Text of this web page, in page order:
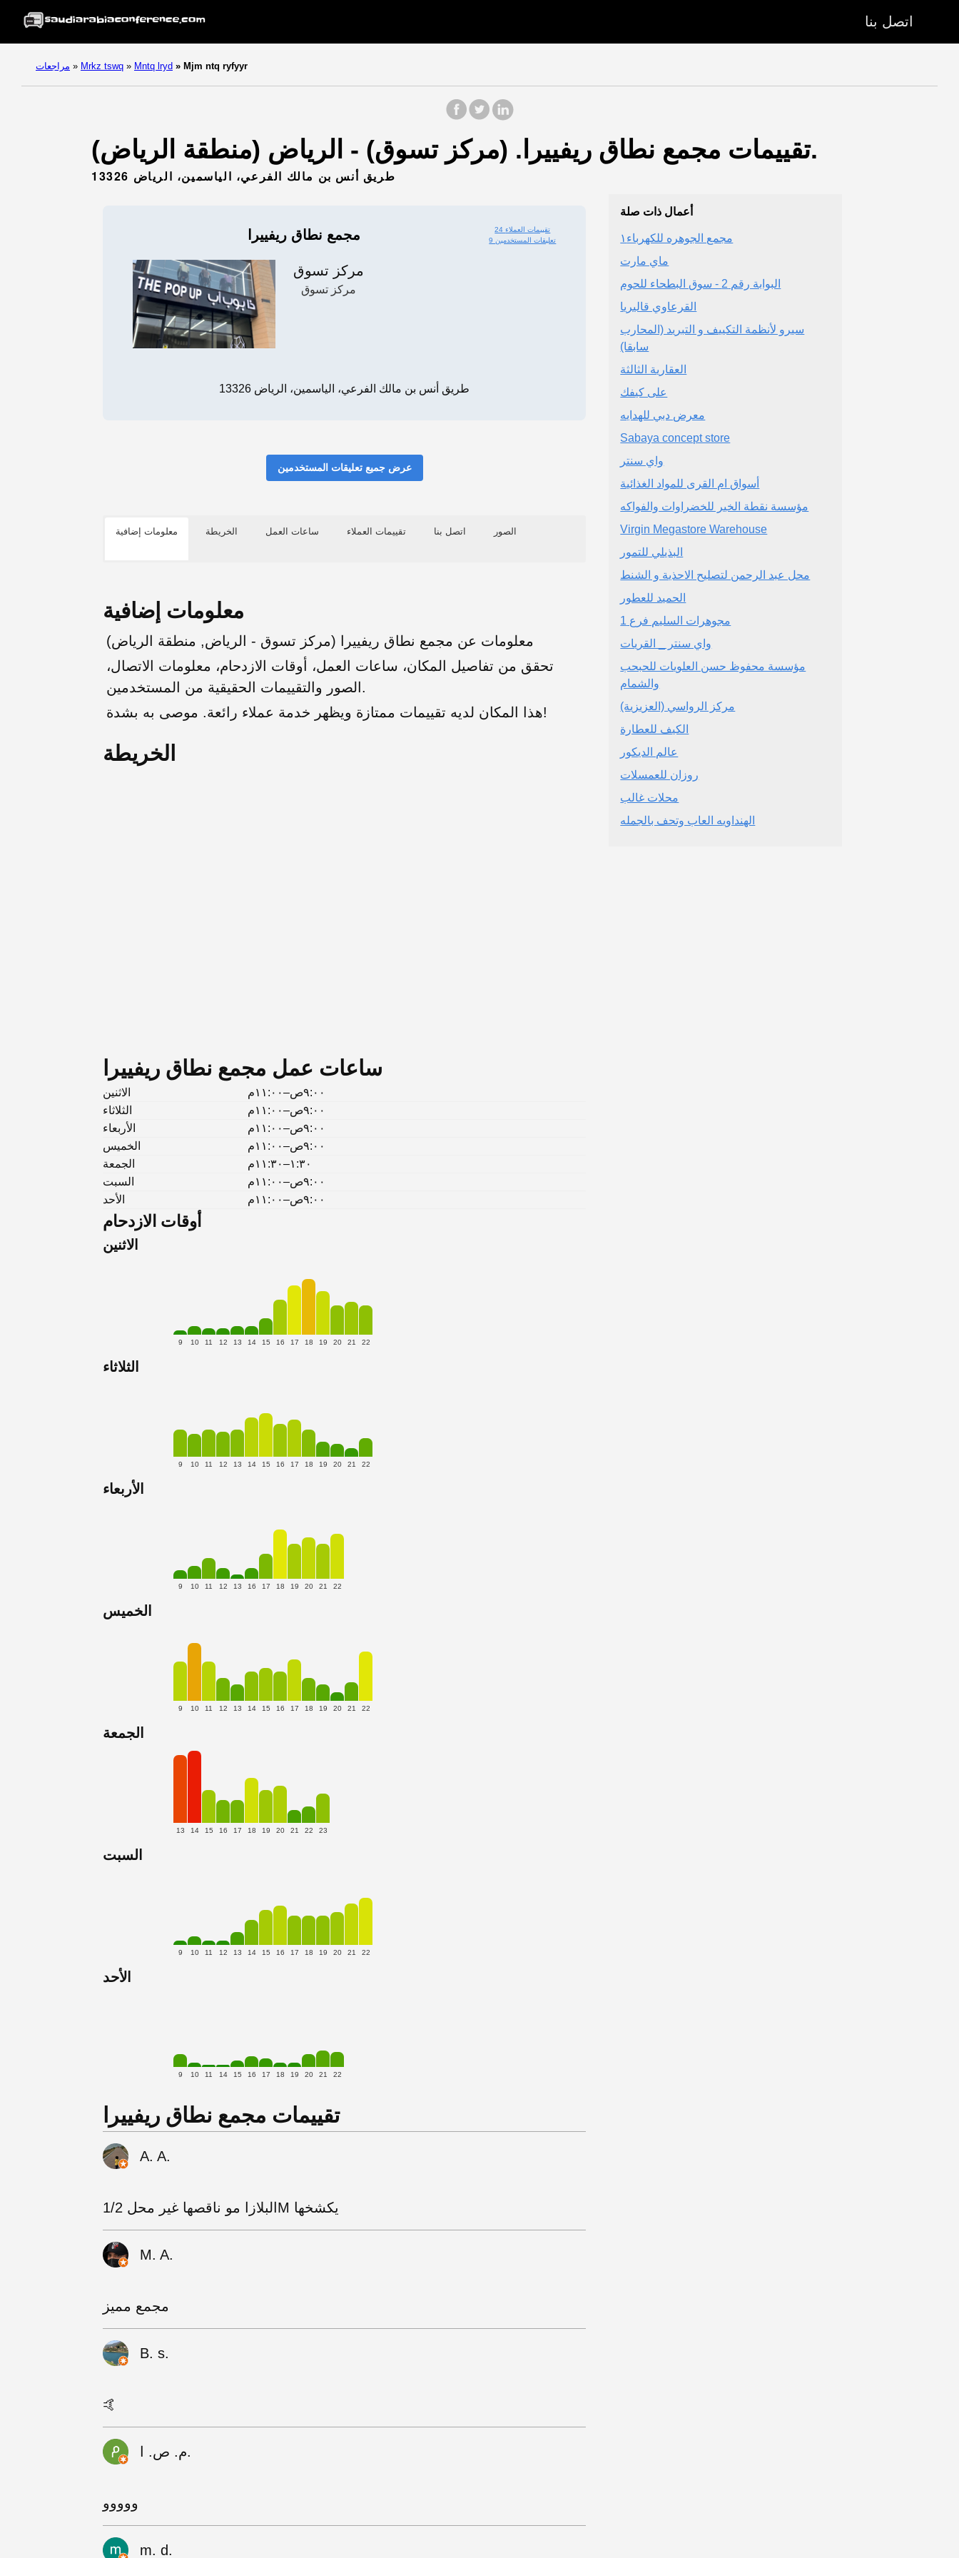
اتصل بنا
مراجعات » Mrkz tswq » Mntq lryd » Mjm ntq ryfyyr
تقييمات مجمع نطاق ريفييرا. (مركز تسوق) - الرياض (منطقة الرياض).
طريق أنس بن مالك الفرعي، الياسمين، الرياض 13326
مجمع نطاق ريفييرا
24 تقييمات العملاء
9 تعليقات المستخدمين
مركز تسوق
مركز تسوق
طريق أنس بن مالك الفرعي، الياسمين، الرياض 13326
عرض جميع تعليقات المستخدمين
معلومات إضافية الخريطة ساعات العمل تقييمات العملاء اتصل بنا الصور
معلومات إضافية
معلومات عن مجمع نطاق ريفييرا (مركز تسوق - الرياض, منطقة الرياض)
تحقق من تفاصيل المكان، ساعات العمل، أوقات الازدحام، معلومات الاتصال،
الصور والتقييمات الحقيقية من المستخدمين.
هذا المكان لديه تقييمات ممتازة ويظهر خدمة عملاء رائعة. موصى به بشدة!
الخريطة
ساعات عمل مجمع نطاق ريفييرا
الاثنين
٩:٠٠ص–١١:٠٠م
الثلاثاء
٩:٠٠ص–١١:٠٠م
الأربعاء
٩:٠٠ص–١١:٠٠م
الخميس
٩:٠٠ص–١١:٠٠م
الجمعة
١:٣٠–١١:٣٠م
السبت
٩:٠٠ص–١١:٠٠م
الأحد
٩:٠٠ص–١١:٠٠م
أوقات الازدحام
الاثنين
9 10 11 12 13 14 15 16 17 18 19 20 21 22
الثلاثاء
9 10 11 12 13 14 15 16 17 18 19 20 21 22
الأربعاء
9 10 11 12 13 16 17 18 19 20 21 22
الخميس
9 10 11 12 13 14 15 16 17 18 19 20 21 22
الجمعة
13 14 15 16 17 18 19 20 21 22 23
السبت
9 10 11 12 13 14 15 16 17 18 19 20 21 22
الأحد
9 10 11 14 15 16 17 18 19 20 21 22
تقييمات مجمع نطاق ريفييرا
A. A.
البلازا مو ناقصها غير محل 1/2M يكشخها
M. A.
مجمع مميز
B. s.
🤙
م. ص. ا.
ووووو
m. d.
أعمال ذات صلة
مجمع الجوهره للكهرباء١
ماي مارت
البوابة رقم 2 - سوق البطحاء للحوم
القرعاوي قاليريا
سيرو لأنظمة التكييف و التبريد (المحارب
سابقا)
العقارية الثالثة
على كيفك
معرض دبي للهدايه
Sabaya concept store
واي سنتر
أسواق ام القرى للمواد الغذائية
مؤسسة نقطة الخير للخضراوات والفواكه
Virgin Megastore Warehouse
البذيلي للتمور
محل عبد الرحمن لتصليح الاحذية و الشنط
الحميد للعطور
مجوهرات السليم فرع 1
واي سنتر _ القريات
مؤسسة محفوظ حسن العلويات للحبحب
والشمام
مركز الرواسي (العزيزية)
الكيف للعطارة
عالم الديكور
روزان للعمسلات
محلات غالب
الهنداويه العاب وتحف بالجمله